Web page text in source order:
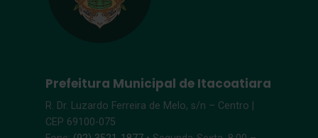
Prefeitura Municipal de Itacoatiara
R. Dr. Luzardo Ferreira de Melo, s/n – Centro |
CEP 69100-075